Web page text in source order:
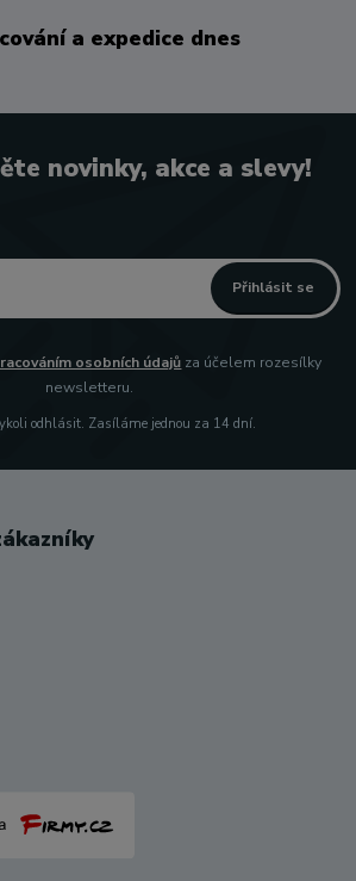
a expedice dnes
novinky, akce a slevy!
Přihlásit se
osobních údajů za účelem rozesílky
newsletteru.
odhlásit. Zasíláme jednou za 14 dní.